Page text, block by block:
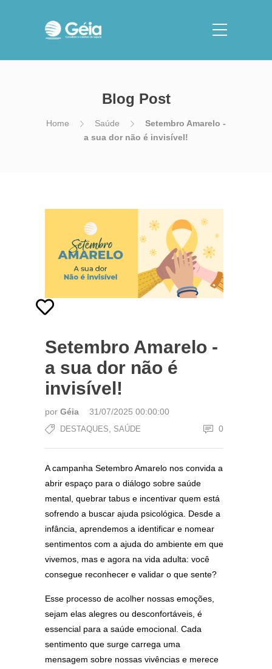
Blog Post
Home Saúde
Setembro Amarelo -
a sua dor não é invisível!
Setembro Amarelo -
a sua dor não é
invisível!
por Géia 31/07/2025 00:00:00
DESTAQUES SAÚDE 0
A campanha Setembro Amarelo nos convida a
abrir espaço para o diálogo sobre saúde
mental, quebrar tabus e incentivar quem está
sofrendo a buscar ajuda psicológica. Desde a
infância, aprendemos a identificar e nomear
sentimentos com a ajuda do ambiente em que
vivemos, mas e agora na vida adulta: você
consegue reconhecer e validar o que sente?
Esse processo de acolher nossas emoções,
sejam elas alegres ou desconfortáveis, é
essencial para a saúde emocional. Cada
sentimento que surge carrega uma
mensagem sobre nossas vivências e merece